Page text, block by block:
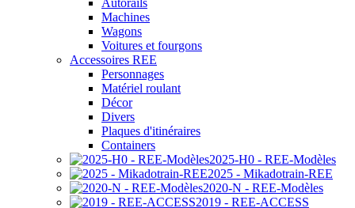
Autorails
Machines
Wagons
Voitures et fourgons
Accessoires REE
Personnages
Matériel roulant
Décor
Divers
Plaques d'itinéraires
Containers
2025-H0 - REE-Modèles
2025 - Mikadotrain-REE
2020-N - REE-Modèles
2019 - REE-ACCESS